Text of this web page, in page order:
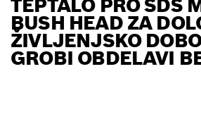
TEPTALO PRO SDS
BUSH HEAD ZA
ŽIVLJENJSKO
GROBI OBDELAVI